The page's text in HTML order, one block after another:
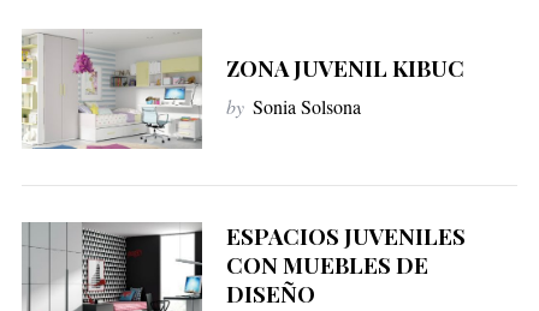
ZONA JUVENIL KIBUC
by Sonia Solsona
ESPACIOS JUVENILES
CON MUEBLES DE
DISEÑO